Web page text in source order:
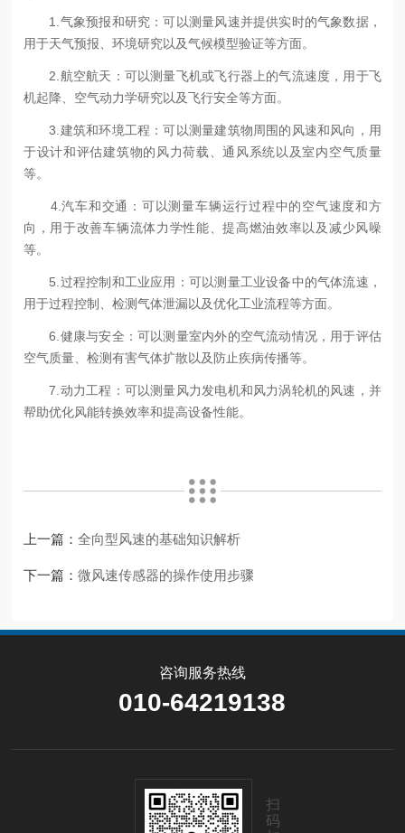
1.气象预报和研究：可以测量风速并提供实时的气象数据，
用于天气预报、环境研究以及气候模型验证等方面。
2.航空航天：可以测量飞机或飞行器上的气流速度，用于飞
机起降、空气动力学研究以及飞行安全等方面。
3.建筑和环境工程：可以测量建筑物周围的风速和风向，用
于设计和评估建筑物的风力荷载、通风系统以及室内空气质量
等。
4.汽车和交通：可以测量车辆运行过程中的空气速度和方
向，用于改善车辆流体力学性能、提高燃油效率以及减少风噪
等。
5.过程控制和工业应用：可以测量工业设备中的气体流速，
用于过程控制、检测气体泄漏以及优化工业流程等方面。
6.健康与安全：可以测量室内外的空气流动情况，用于评估
空气质量、检测有害气体扩散以及防止疾病传播等。
7.动力工程：可以测量风力发电机和风力涡轮机的风速，并
帮助优化风能转换效率和提高设备性能。
上一篇：全向型风速的基础知识解析
下一篇：微风速传感器的操作使用步骤
咨询服务热线
010-64219138
扫
码